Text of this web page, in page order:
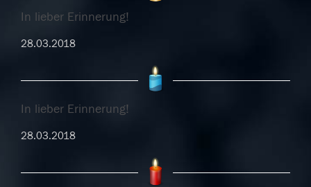
In lieber Erinnerung!
28.03.2018
In lieber Erinnerung!
28.03.2018